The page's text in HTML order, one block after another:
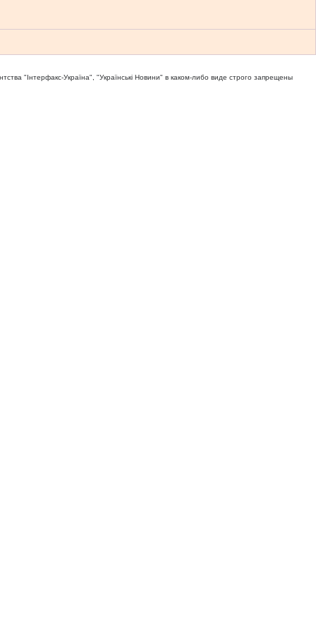
"Iнтерфакс-Україна", "Українськi Новини" в каком-либо виде строго запрещены